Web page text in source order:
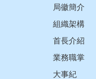
局徽簡介
組織架構
首長介紹
業務職掌
大事紀